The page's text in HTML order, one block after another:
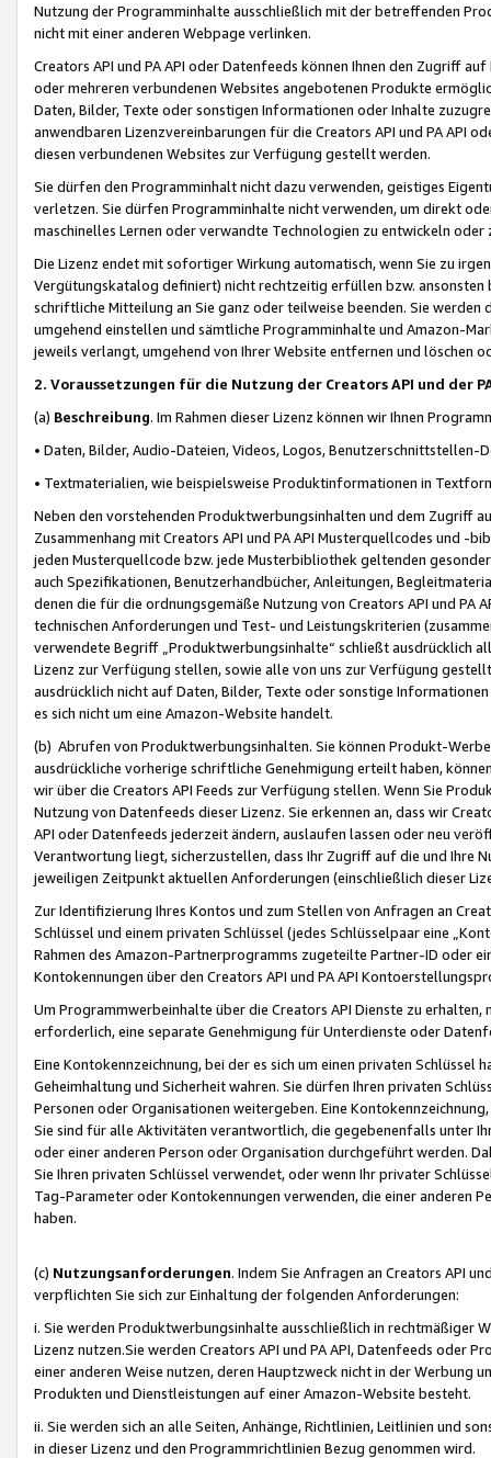
Nutzung der Programminhalte ausschließlich mit der betreffenden
nicht mit einer anderen Webpage verlinken.
Creators API und PA API oder Datenfeeds können Ihnen den Zugriff
oder mehreren verbundenen Websites angebotenen Produkte
Daten, Bilder, Texte oder sonstigen Informationen oder Inhalte
anwendbaren Lizenzvereinbarungen für die Creators API und PA API
diesen verbundenen Websites zur Verfügung gestellt werden.
Sie dürfen den Programminhalt nicht dazu verwenden, geistiges
verletzen. Sie dürfen Programminhalte nicht verwenden, um direkt
maschinelles Lernen oder verwandte Technologien zu entwickeln
Die Lizenz endet mit sofortiger Wirkung automatisch, wenn Sie zu
Vergütungskatalog definiert) nicht rechtzeitig erfüllen bzw. ansonsten
schriftliche Mitteilung an Sie ganz oder teilweise beenden. Sie werden
umgehend einstellen und sämtliche Programminhalte und Amazon-
jeweils verlangt, umgehend von Ihrer Website entfernen und löschen
2. Voraussetzungen für die Nutzung der Creators API und der
(a) Beschreibung. Im Rahmen dieser Lizenz können wir Ihnen
• Daten, Bilder, Audio-Dateien, Videos, Logos, Benutzerschnittstellen-
• Textmaterialien, wie beispielsweise Produktinformationen in
Neben den vorstehenden Produktwerbungsinhalten und dem Zugriff
Zusammenhang mit Creators API und PA API Musterquellcodes und
jeden Musterquellcode bzw. jede Musterbibliothek geltenden
auch Spezifikationen, Benutzerhandbücher, Anleitungen,
denen die für die ordnungsgemäße Nutzung von Creators API und PA
technischen Anforderungen und Test- und Leistungskriterien
verwendete Begriff „Produktwerbungsinhalte“ schließt ausdrücklich
Lizenz zur Verfügung stellen, sowie alle von uns zur Verfügung
ausdrücklich nicht auf Daten, Bilder, Texte oder sonstige
es sich nicht um eine Amazon-Website handelt.
(b) Abrufen von Produktwerbungsinhalten. Sie können Produkt-
ausdrückliche vorherige schriftliche Genehmigung erteilt haben,
wir über die Creators API Feeds zur Verfügung stellen. Wenn Sie
Nutzung von Datenfeeds dieser Lizenz. Sie erkennen an, dass wir
API oder Datenfeeds jederzeit ändern, auslaufen lassen oder neu
Verantwortung liegt, sicherzustellen, dass Ihr Zugriff auf die und Ihre
jeweiligen Zeitpunkt aktuellen Anforderungen (einschließlich dieser
Zur Identifizierung Ihres Kontos und zum Stellen von Anfragen an
Schlüssel und einem privaten Schlüssel (jedes Schlüsselpaar eine
Rahmen des Amazon-Partnerprogramms zugeteilte Partner-ID oder
Kontokennungen über den Creators API und PA API
Um Programmwerbeinhalte über die Creators API Dienste zu
erforderlich, eine separate Genehmigung für Unterdienste oder
Eine Kontokennzeichnung, bei der es sich um einen privaten
Geheimhaltung und Sicherheit wahren. Sie dürfen Ihren privaten
Personen oder Organisationen weitergeben. Eine
Sie sind für alle Aktivitäten verantwortlich, die gegebenenfalls unter
oder einer anderen Person oder Organisation durchgeführt werden.
Sie Ihren privaten Schlüssel verwendet, oder wenn Ihr privater
Tag-Parameter oder Kontokennungen verwenden, die einer anderen
haben.
(c) Nutzungsanforderungen. Indem Sie Anfragen an Creators API
verpflichten Sie sich zur Einhaltung der folgenden Anforderungen:
i. Sie werden Produktwerbungsinhalte ausschließlich in rechtmäßiger
Lizenz nutzen.Sie werden Creators API und PA API, Datenfeeds oder
einer anderen Weise nutzen, deren Hauptzweck nicht in der Werbung
Produkten und Dienstleistungen auf einer Amazon-Website besteht.
ii. Sie werden sich an alle Seiten, Anhänge, Richtlinien, Leitlinien und
in dieser Lizenz und den Programmrichtlinien Bezug genommen wird.